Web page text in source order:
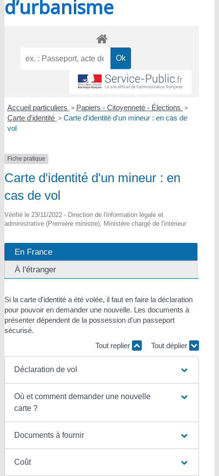
d’urbanisme
Accueil particuliers > Papiers - Citoyenneté - Élections >
Carte d'identité > Carte d'identité d'un mineur : en cas de
vol
Fiche pratique
Carte d'identité d'un mineur : en
cas de vol
Vérifié le 23/11/2022 - Direction de l'information légale et
administrative (Première ministre), Ministère chargé de l'intérieur
En France
À l'étranger
Si la carte d'identité a été volée, il faut en faire la déclaration
pour pouvoir en demander une nouvelle. Les documents à
présenter dépendent de la possession d'un passeport
sécurisé.
Tout replier
Tout déplier
Déclaration de vol
Où et comment demander une nouvelle
carte ?
Documents à fournir
Coût